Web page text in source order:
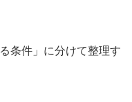
条件」に分けて整理す